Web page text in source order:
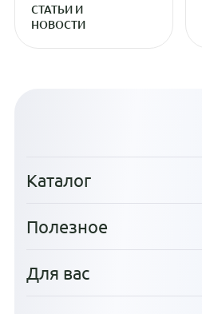
СТАТЬИ И
НОВОСТИ
Каталог
Полезное
Для вас